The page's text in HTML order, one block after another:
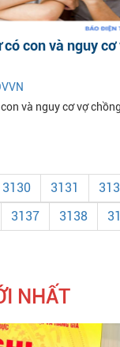
con và nguy
và nguy cơ vợ
3130 3131
3137 3138
NHẤT